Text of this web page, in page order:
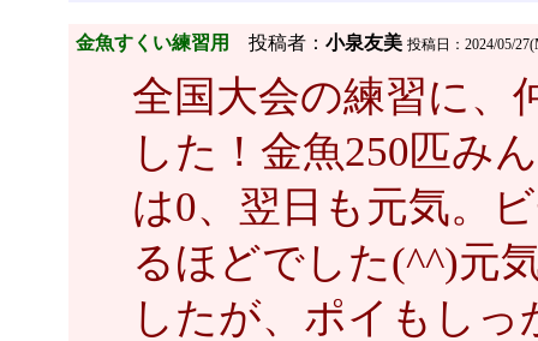
金魚すくい練習用 投稿者： 小泉友美 投稿日：2024/05/
全国大会の練習に、
した！金魚250匹み
は0、翌日も元気。
るほどでした(^^)元
したが、ポイもし